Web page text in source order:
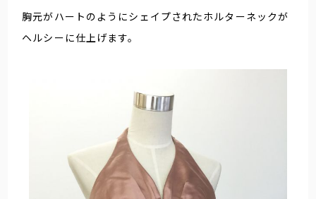
胸元がハートのようにシェイプされたホルターネックが
ヘルシーに仕上げます。